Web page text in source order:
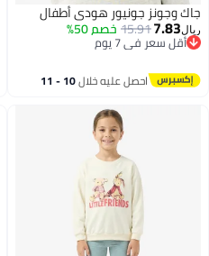
جاك وجونز جونيور هودي أطفال
ريال7.83
15.91خصم 50%
أقل سعر في 7 يوم
أقل سعر في 7 يوم
احصل عليه خلال 10 - 11